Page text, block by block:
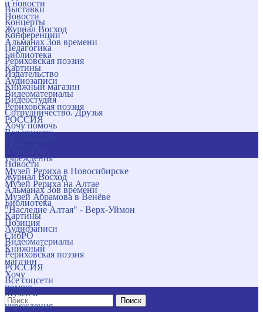
и новости
Новости
Журнал Восход
Альманах Зов времени
Библиотека
Картины
Аудиозаписи
Видеоматериалы
Рериховская поэзия
РОССИЯ
Все соцсети
учреждения
Музей Рериха в Новосибирске
Музей Рериха на Алтае
Музей Абрамова в Венёве
"Наследие Алтая" - Верх-Уймон
Позиция
СибРО
Книжный
магазин
Хочу
помочь
Поиск
Выставки
Концерты
Конференции
Педагогика
Рериховская поэзия
Издательство
Книжный магазин
Видеостудия
Сотрудничество. Друзья
Хочу помочь
Новости
Журнал Восход
Альманах Зов времени
Библиотека
Картины
Аудиозаписи
Видеоматериалы
Рериховская поэзия
РОССИЯ
Все соцсети
Музеи и
учреждения